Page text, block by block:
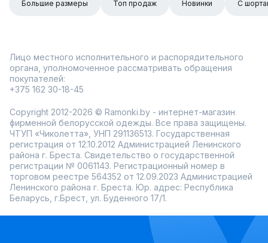
Большие размеры Топ продаж Новинки С
Лицо местного исполнительного и распорядительного
органа, уполномоченное рассматривать обращения
покупателей:
+375 162 30-18-45
Copyright 2012-2026 © Ramonki.by - интернет-магазин
фирменной белорусской одежды. Все права защищены.
ЧТУП «Чиколетта», УНП 291136513. Государственная
регистрация от 12.10.2012 Администрацией Ленинского
района г. Бреста. Свидетельство о государственной
регистрации № 0061143. Регистрационный номер в
торговом реестре 564352 от 12.09.2023 Администрацией
Ленинского района г. Бреста. Юр. адрес: Республика
Беларусь, г.Брест, ул. Буденного 17/1.